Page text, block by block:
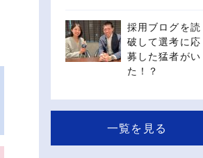
採用ブログを読
破して選考に応
募した猛者がい
た！？
一覧を見る